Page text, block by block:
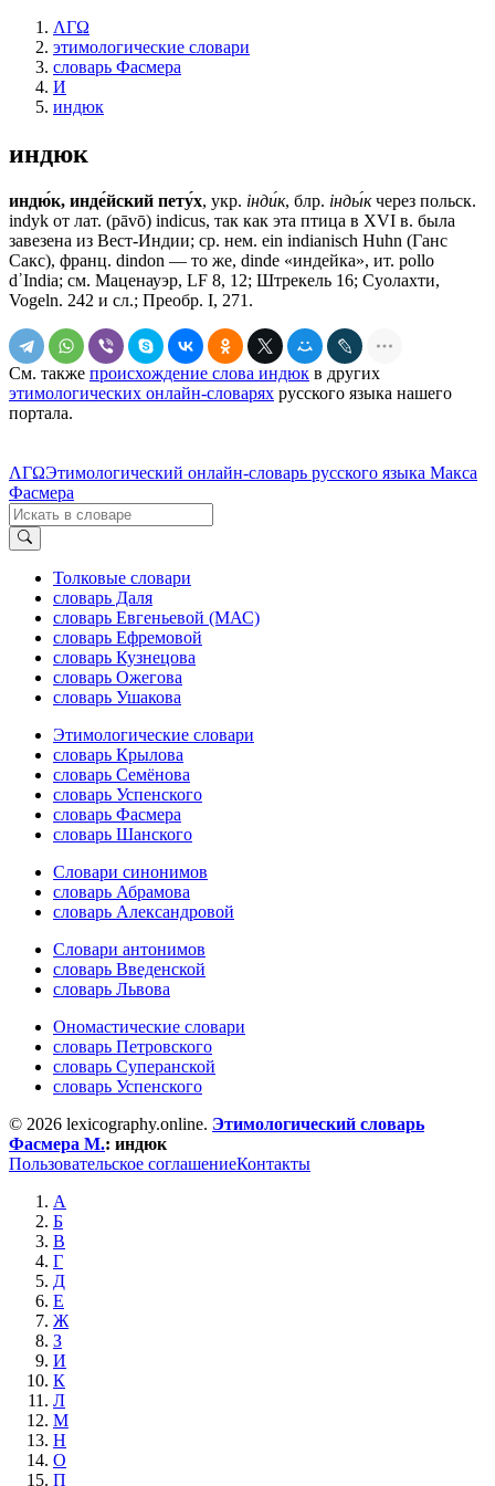
ΛΓΩ
этимологические словари
словарь Фасмера
И
индюк
индюк
индю́к, инде́йский пету́х, укр. iнди́к, блр. iнды́кчерез польск.
indyk от лат. (рāvō) indicus, так как эта птица в ХVI в. была
завезена из Вест-Индии; ср. нем. еin indianisch Huhn (Ганс
Сакс), франц. dindon — то же, dindе «индейка», ит. роllо
d᾽Indiа; см. Маценауэр, LF 8, 12; Штрекель 16; Суолахти,
Vogeln. 242 и сл.; Преобр. I, 271.
См. также происхождение слова индюк в других
этимологических онлайн-словарях русского языка нашего
портала.
ΛΓΩЭтимологический онлайн-словарь русского языка Макса
Фасмера
Толковые словари
словарь Даля
словарь Евгеньевой (МАС)
словарь Ефремовой
словарь Кузнецова
словарь Ожегова
словарь Ушакова
Этимологические словари
словарь Крылова
словарь Семёнова
словарь Успенского
словарь Фасмера
словарь Шанского
Словари синонимов
словарь Абрамова
словарь Александровой
Словари антонимов
словарь Введенской
словарь Львова
Ономастические словари
словарь Петровского
словарь Суперанской
словарь Успенского
© 2026 lexicography.online. Этимологический словарь
Фасмера М.: индюк
Пользовательское соглашениеКонтакты
А
Б
В
Г
Д
Е
Ж
З
И
К
Л
М
Н
О
П